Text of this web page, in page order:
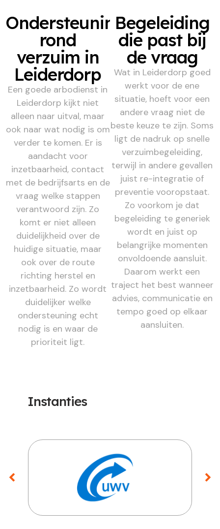
Ondersteuning
rond
verzuim in
Leiderdorp
Een goede arbodienst in
Leiderdorp kijkt niet
alleen naar uitval, maar
ook naar wat nodig is om
verder te komen. Er is
aandacht voor
inzetbaarheid, contact
met de bedrijfsarts en de
vraag welke stappen
verantwoord zijn. Zo
komt er niet alleen
duidelijkheid over de
huidige situatie, maar
ook over de route
richting herstel en
inzetbaarheid. Zo wordt
duidelijker welke
ondersteuning echt
nodig is en waar de
prioriteit ligt.
Begeleiding
die past bij
de vraag
Wat in Leiderdorp goed
werkt voor de ene
situatie, hoeft voor een
andere vraag niet de
beste keuze te zijn. Soms
ligt de nadruk op snelle
verzuimbegeleiding,
terwijl in andere gevallen
juist re-integratie of
preventie vooropstaat.
Zo voorkom je dat
begeleiding te generiek
wordt en juist op
belangrijke momenten
onvoldoende aansluit.
Daarom werkt een
traject het best wanneer
advies, communicatie en
tempo goed op elkaar
aansluiten.
Instanties